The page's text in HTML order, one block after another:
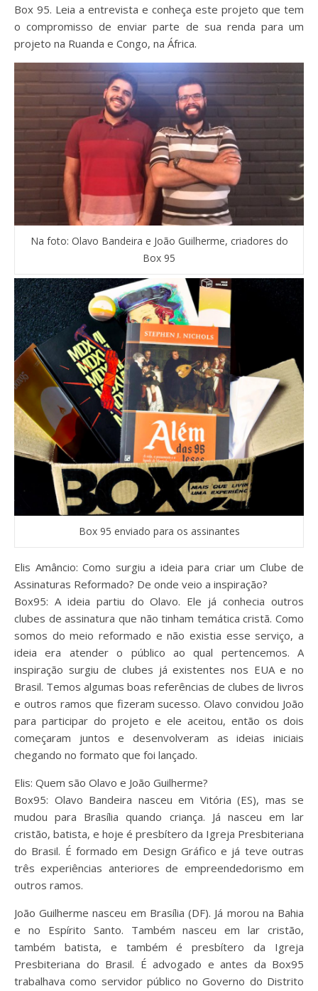
Box 95. Leia a entrevista e conheça este projeto que tem
o compromisso de enviar parte de sua renda para um
projeto na Ruanda e Congo, na África.
Na foto: Olavo Bandeira e João Guilherme, criadores do
Box 95
Box 95 enviado para os assinantes
Elis Amâncio: Como surgiu a ideia para criar um Clube de
Assinaturas Reformado? De onde veio a inspiração?
Box95: A ideia partiu do Olavo. Ele já conhecia outros
clubes de assinatura que não tinham temática cristã. Como
somos do meio reformado e não existia esse serviço, a
ideia era atender o público ao qual pertencemos. A
inspiração surgiu de clubes já existentes nos EUA e no
Brasil. Temos algumas boas referências de clubes de livros
e outros ramos que fizeram sucesso. Olavo convidou João
para participar do projeto e ele aceitou, então os dois
começaram juntos e desenvolveram as ideias iniciais
chegando no formato que foi lançado.
Elis: Quem são Olavo e João Guilherme?
Box95: Olavo Bandeira nasceu em Vitória (ES), mas se
mudou para Brasília quando criança. Já nasceu em lar
cristão, batista, e hoje é presbítero da Igreja Presbiteriana
do Brasil. É formado em Design Gráfico e já teve outras
três experiências anteriores de empreendedorismo em
outros ramos.
João Guilherme nasceu em Brasília (DF). Já morou na Bahia
e no Espírito Santo. Também nasceu em lar cristão,
também batista, e também é presbítero da Igreja
Presbiteriana do Brasil. É advogado e antes da Box95
trabalhava como servidor público no Governo do Distrito